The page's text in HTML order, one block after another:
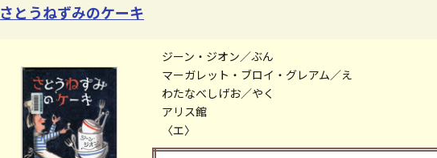
さとうねずみのケーキ
ジーン・ジオン／ぶん
マーガレット・ブロイ・グレアム／え
わたなべしげお／やく
アリス館
〈エ〉